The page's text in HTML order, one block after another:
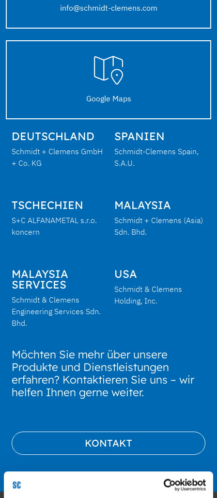
info@schmidt-clemens.com
Google Maps
DEUTSCHLAND
Schmidt + Clemens GmbH
+ Co. KG
SPANIEN
Schmidt-Clemens Spain,
S.A.U.
TSCHECHIEN
S+C ALFANAMETAL s.r.o.
koncern
MALAYSIA
Schmidt + Clemens (Asia)
Sdn. Bhd.
MALAYSIA
SERVICES
Schmidt & Clemens
Engineering Services Sdn.
Bhd.
USA
Schmidt & Clemens
Holding, Inc.
Möchten Sie mehr über unsere
Produkte und Dienstleistungen
erfahren? Kontaktieren Sie uns – wir
helfen Ihnen gerne weiter.
KONTAKT